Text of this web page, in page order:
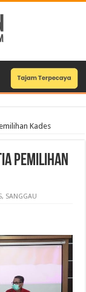
Kades
Pemilihan
, SANGGAU